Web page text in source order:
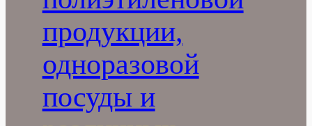
продукции,
одноразовой
посуды и